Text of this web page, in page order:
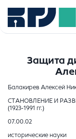
Защита
Балакирев Алексей
СТАНОВЛЕНИЕ И
(1923-1991 гг.)
07.00.02
исторические науки